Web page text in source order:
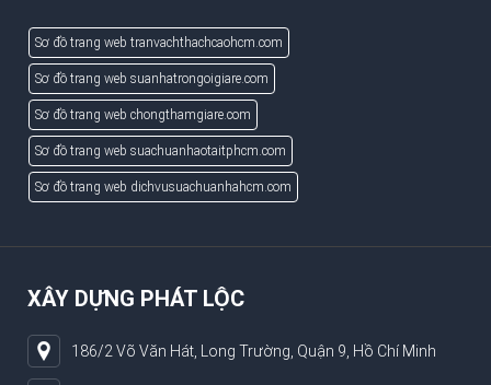
Sơ đồ trang web tranvachthachcaohcm.com
Sơ đồ trang web suanhatrongoigiare.com
Sơ đồ trang web chongthamgiare.com
Sơ đồ trang web suachuanhaotaitphcm.com
Sơ đồ trang web dichvusuachuanhahcm.com
XÂY DỰNG PHÁT LỘC
186/2 Võ Văn Hát, Long Trường, Quận 9, Hồ Chí Minh